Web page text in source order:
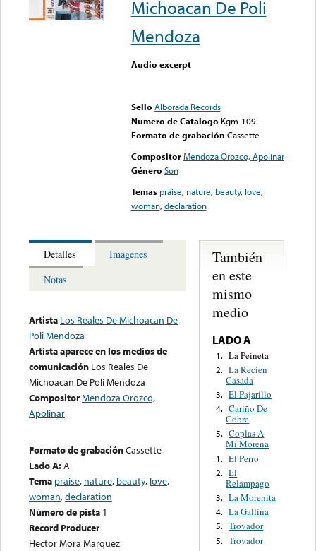
Michoacan De Poli
Mendoza
Audio excerpt
Sello Alborada Records
Numero de Catalogo Kgm-109
Formato de grabación Cassette
Compositor Mendoza Orozco, Apolinar
Género Son
Temas praise, nature, beauty, love,
woman,declaration
Detalles
Imagenes
Notas
Artista Los Reales De Michoacan De
Poli Mendoza
Artista aparece en los medios de
comunicación Los Reales De
Michoacan De Poli Mendoza
CompositorMendoza Orozco,
Apolinar
Formato de grabaciónCassette
Lado A:A
Tema praise, nature, beauty, love,
woman,declaration
Número de pista 1
Record Producer
Hector Mora Marquez
También
en este
mismo
medio
LADO A
1. La Peineta
2. La Recien
Casada
3. El Pajarillo
4. Cariño De
Cobre
5. Coplas A
Mi Morena
1. El Perro
2. El
Relampago
3. La Morenita
4. La Gallina
5. Trovador
5. Trovador